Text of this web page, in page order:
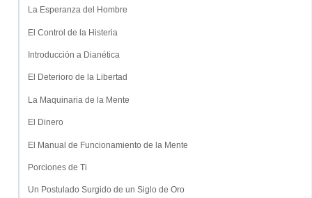
La Esperanza del Hombre
El Control de la Histeria
Introducción a Dianética
El Deterioro de la Libertad
La Maquinaria de la Mente
El Dinero
El Manual de Funcionamiento de la Mente
Porciones de Ti
Un Postulado Surgido de un Siglo de Oro